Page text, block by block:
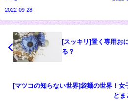
2022-09-28
[スッキリ]置く専用お
る？
[マツコの知らない世界]袋麺の世界！女
とま